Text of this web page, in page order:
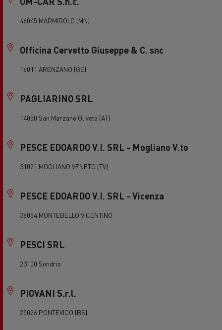
46045 MARMIROLO (MN)
Officina Cervetto Giuseppe & C. snc
16011 ARENZANO (GE)
PAGLIARINO SRL
14050 San Marzano Oliveto (AT)
PESCE EDOARDO V.I. SRL - Mogliano V.to
31021 MOGLIANO VENETO (TV)
PESCE EDOARDO V.I. SRL - Vicenza
36054 MONTEBELLO VICENTINO
PESCI SRL
23100 Sondrio
PIOVANI S.r.l.
25026 PONTEVICO (BS)